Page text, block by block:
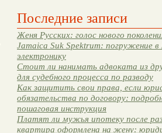
Последние записи
Женя Русских: голос нового
Jamaica Suk Spektrum: погружение
электронику
Стоит ли нанимать адвоката из
для судебного процесса по разводу
Как защитить свои права, если
обязательства по договору:
пошаговая инструкция
Платят ли мужья ипотеку после
квартира оформлена на жену: